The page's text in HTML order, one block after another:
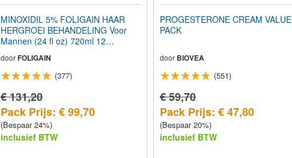
MINOXIDIL 5% FOLIGAIN HAAR
HERGROEI BEHANDELING Voor
Mannen (24 fl oz) 720ml 12
doorFOLIGAIN
(377)
€ 131,20
Pack Prijs: € 99,70
(Bespaar 24%)
inclusief BTW
PROGESTERONE CREAM VALUE
PACK
door BIOVEA
(551)
€ 59,70
Pack Prijs: € 47,80
(Bespaar 20%)
inclusief BTW